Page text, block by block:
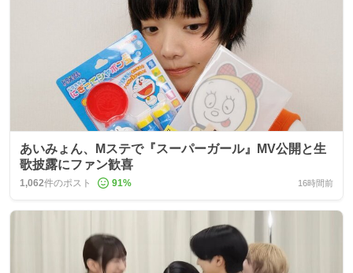
あいみょん、Mステで『スーパーガール』MV公開と生
歌披露にファン歓喜
1,062件のポスト 91% 16時間前